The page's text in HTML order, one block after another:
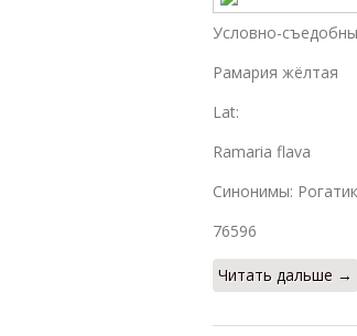
Условно-
Рамария жёлтая
Lat:
Ramaria flava
Синонимы:
76596
Читать дальше →